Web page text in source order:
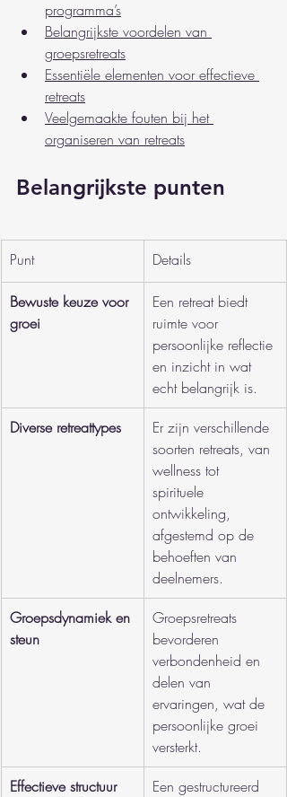
programma’s
Belangrijkste voordelen van
groepsretreats
Essentiële elementen voor effectieve
retreats
Veelgemaakte fouten bij het
organiseren van retreats
Belangrijkste punten
Punt Details
Bewuste keuze voor
groei
Een retreat biedt
ruimte voor
persoonlijke reflectie
en inzicht in wat
echt belangrijk is.
Diverse retreattypes
Er zijn verschillende
soorten retreats, van
wellness tot
spirituele
ontwikkeling,
afgestemd op de
behoeften van
deelnemers.
Groepsdynamiek en
steun
Groepsretreats
bevorderen
verbondenheid en
delen van
ervaringen, wat de
persoonlijke groei
versterkt.
Effectieve structuur
Een gestructureerd